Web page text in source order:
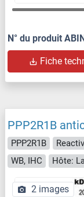
N° du produit
Fiche
PPP2R1B
PPP2R1B
WB, IHC
Hôte:
2 images